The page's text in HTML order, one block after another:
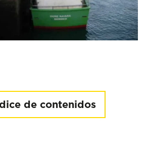
de contenidos